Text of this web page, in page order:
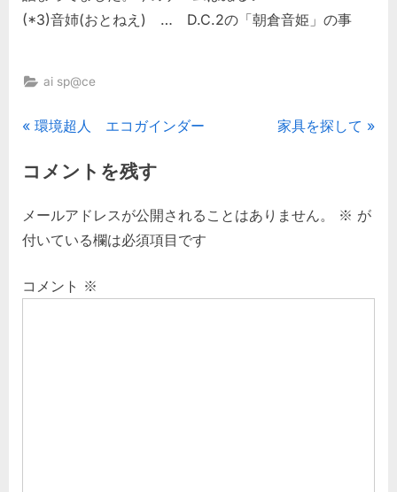
(*3)音姉(おとねえ) … D.C.2の「朝倉音姫」の事
ai sp@ce
投
稿
ナ
ビ
ゲ
P
e
o
s
環境超人 エコガインダー
N
P
t
家具を探して
コメントを残す
メールアドレスが公開されることはありません。 ※ が
付いている欄は必須項目です
コメント ※